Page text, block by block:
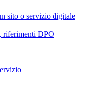
sito o servizio digitale
riferimenti DPO